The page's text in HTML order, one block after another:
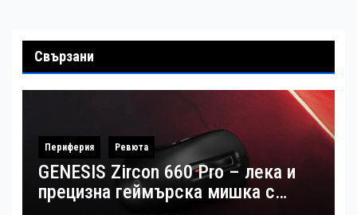
Свързани
Периферия Ревюта
GENESIS Zircon 660 Pro – лека и
прецизна геймърска мишка с